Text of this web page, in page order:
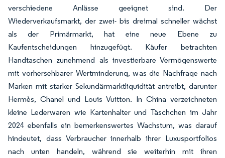
verschiedene Anlässe geeignet sind. Der
Wiederverkaufsmarkt, der zwei- bis dreimal schneller wächst
als der Primärmarkt, hat eine neue Ebene zu
Kaufentscheidungen hinzugefügt. Käufer betrachten
Handtaschen zunehmend als investierbare Vermögenswerte
mit vorhersehbarer Wertminderung, was die Nachfrage nach
Marken mit starker Sekundärmarktliquidität antreibt, darunter
Hermès, Chanel und Louis Vuitton. In China verzeichneten
kleine Lederwaren wie Kartenhalter und Täschchen im Jahr
2024 ebenfalls ein bemerkenswertes Wachstum, was darauf
hindeutet, dass Verbraucher innerhalb ihrer Luxusportfolios
nach unten handeln, während sie weiterhin mit ihren